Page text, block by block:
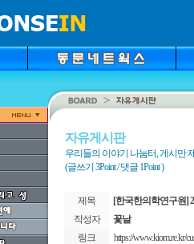
자유게시판
우리들의 이야기 나눔터, 게시만
(글쓰기 3Point / 댓글 1Point )
제목 [한국한의학연구원]
작성자
꽃날
링크
https://www.kiom.re.kr/